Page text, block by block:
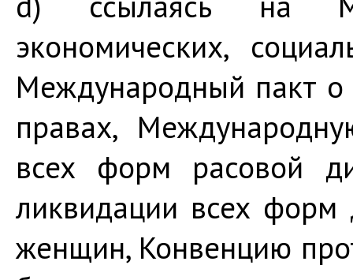
экономических,
Международный пакт о
правах,
всех форм расовой
ликвидации всех
женщин, Конвенцию